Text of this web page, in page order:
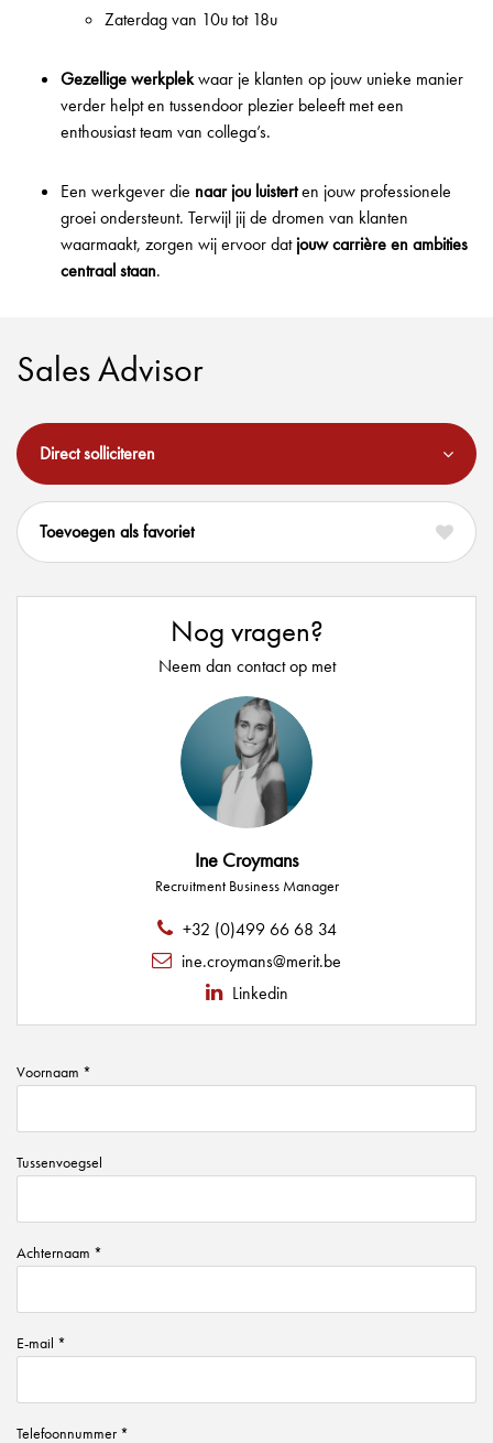
Zaterdag van 10u tot 18u
Gezellige werkplekwaar je klanten op jouw unieke manier
verder helpt en tussendoor plezier beleeft met een
enthousiast team van collega’s.
Een werkgever die naar jou luisterten jouw professionele
groei ondersteunt. Terwijl jij de dromen van klanten
waarmaakt, zorgen wij ervoor datjouw carrière en ambities
centraal staan.
Sales Advisor
Direct solliciteren
favoriet
Nog vragen?
Neem dan contact op met
Ine Croymans
Recruitment Business Manager
+32 (0)499 66 68 34
ine.croymans@merit.be
Linkedin
Voornaam *
Tussenvoegsel
Achternaam *
E-mail *
Telefoonnummer *